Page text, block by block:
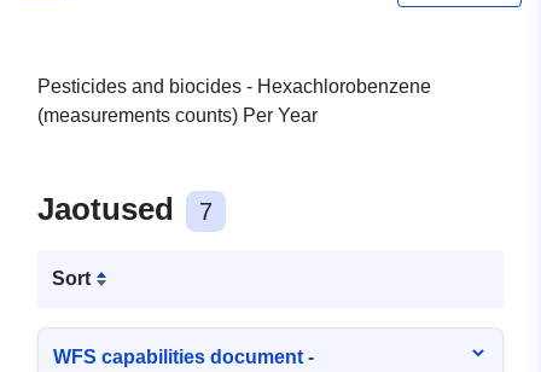
Pesticides and biocides - Hexachlorobenzene
(measurements counts) Per Year
Jaotused 7
Sort
WFS capabilities document -